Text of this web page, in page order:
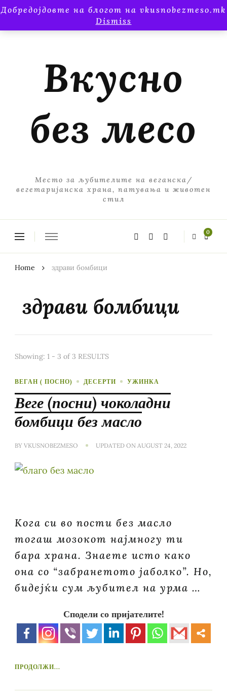
Добредојдовте на блогот на vkusnobezmeso.mk
Dismiss
Вкусно
без месо
Место за љубителите на веганска/
вегетаријанска храна, патувања и животен
стил
0
Home здрави бомбици
здрави бомбици
Showing: 1 - 3 of 3 RESULTS
ВЕГАН ( ПОСНО) ДЕСЕРТИ УЖИНКА
Веге (посни) чоколадни
бомбици без масло
BY VKUSNOBEZMESO UPDATED ON AUGUST 24, 2022
Кога си во пости без масло
тогаш мозокот најмногу ти
бара храна. Знаете исто како
она со “забранетото јаболко”. Но,
бидејќи сум љубител на урма …
Сподели со пријателите!
ПРОДОЛЖИ...